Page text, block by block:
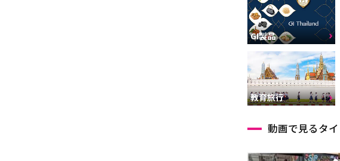
GI製品
教育旅行
動画で見るタイ